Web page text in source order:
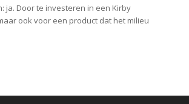
ja. Door te investeren in een Kirby
ook voor een product dat het milieu